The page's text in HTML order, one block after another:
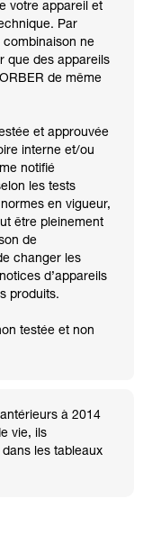
votre appareil et
Par
ne
que des appareils
de même
et approuvée
interne et/ou
notifié
les tests
en vigueur,
être pleinement
de
changer les
d’appareils
produits.
testée et non
antérieurs à 2014
vie, ils
les tableaux